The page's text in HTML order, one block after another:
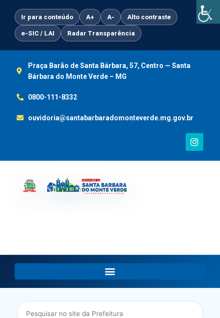
conteúdo
Ir para conteúdo A+ A- Alto contraste
e-SIC / LAI Radar Transparência
Praça Barão de Santa Bárbara, 57, Centro — Santa
Bárbara do Monte Verde – MG
0800-111-8332
ouvidoria@santabarbaradomonteverde.mg.gov.br
I
n
t